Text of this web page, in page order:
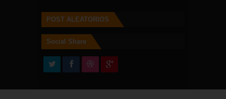
POST ALEATORIOS
Social Share